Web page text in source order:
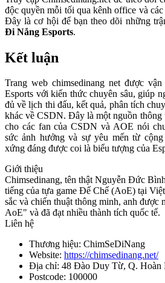
độc quyền mỗi tối qua kênh office và
Đây là cơ hội để bạn theo dõi những
Đi Nắng Esports.
Kết luận
Trang web chimsedinang net được
Esports với kiến thức chuyên sâu, giúp
đủ về lịch thi đấu, kết quả, phân tích
khác về CSDN. Đây là một nguồn thông
cho các fan của CSDN và AOE nói
sức ảnh hưởng và sự yêu mến từ
xứng đáng được coi là biểu tượng của
Giới thiệu
Chimsedinang, tên thật Nguyễn Đức
tiếng của tựa game Đế Chế (AoE) tại
sắc và chiến thuật thông minh, anh được
AoE" và đã đạt nhiều thành tích quốc tế.
Liên hệ
Thương hiệu: ChimSeDiNang
Website: https://chimsedinang.net/
Địa chỉ: 48 Đào Duy Từ, Q. Hoàn
Postcode: 100000